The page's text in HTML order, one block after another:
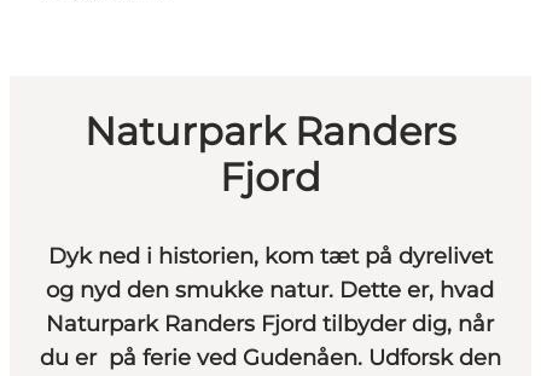
Naturpark Randers
Fjord
Dyk ned i historien, kom tæt på dyrelivet
og nyd den smukke natur. Dette er, hvad
Naturpark Randers Fjord tilbyder dig, når
du er på ferie ved Gudenåen. Udforsk den